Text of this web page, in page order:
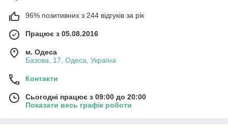
96% позитивних з 244 відгуків за рік
Працює з 05.08.2016
м. Одеса
Базова, 17, Одеса, Україна
Контакти
Сьогодні працює з 09:00 до 20:00
Показати весь графік роботи